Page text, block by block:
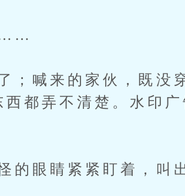
……
喊来的家伙，既没
西都弄不清楚。水印
眼睛紧紧盯着，叫